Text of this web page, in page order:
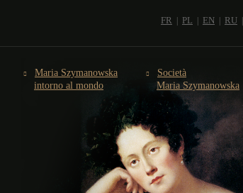
FR PL EN RU
Maria Szymanowska
intorno al mondo
Società
Maria Szymanowska